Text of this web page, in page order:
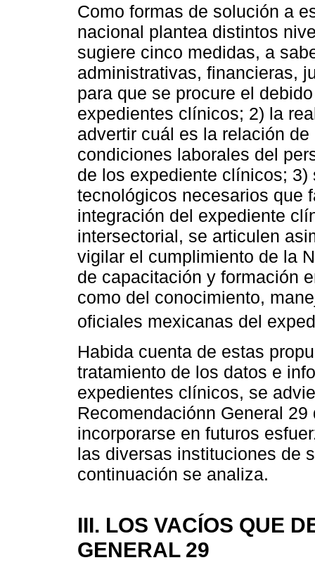
Como formas de solución a
nacional plantea distintos
sugiere cinco medidas, a
administrativas, financieras,
para que se procure el
expedientes clínicos; 2) la
advertir cuál es la relación
condiciones laborales del
de los expediente clínicos;
tecnológicos necesarios que
integración del expediente
intersectorial, se articulen
vigilar el cumplimiento de la
de capacitación y formación
como del conocimiento,
oficiales mexicanas del
Habida cuenta de estas
tratamiento de los datos e
expedientes clínicos, se
Recomendaciónn General
incorporarse en futuros
las diversas instituciones de
continuación se analiza.
III. LOS VACÍOS QUE
GENERAL 29